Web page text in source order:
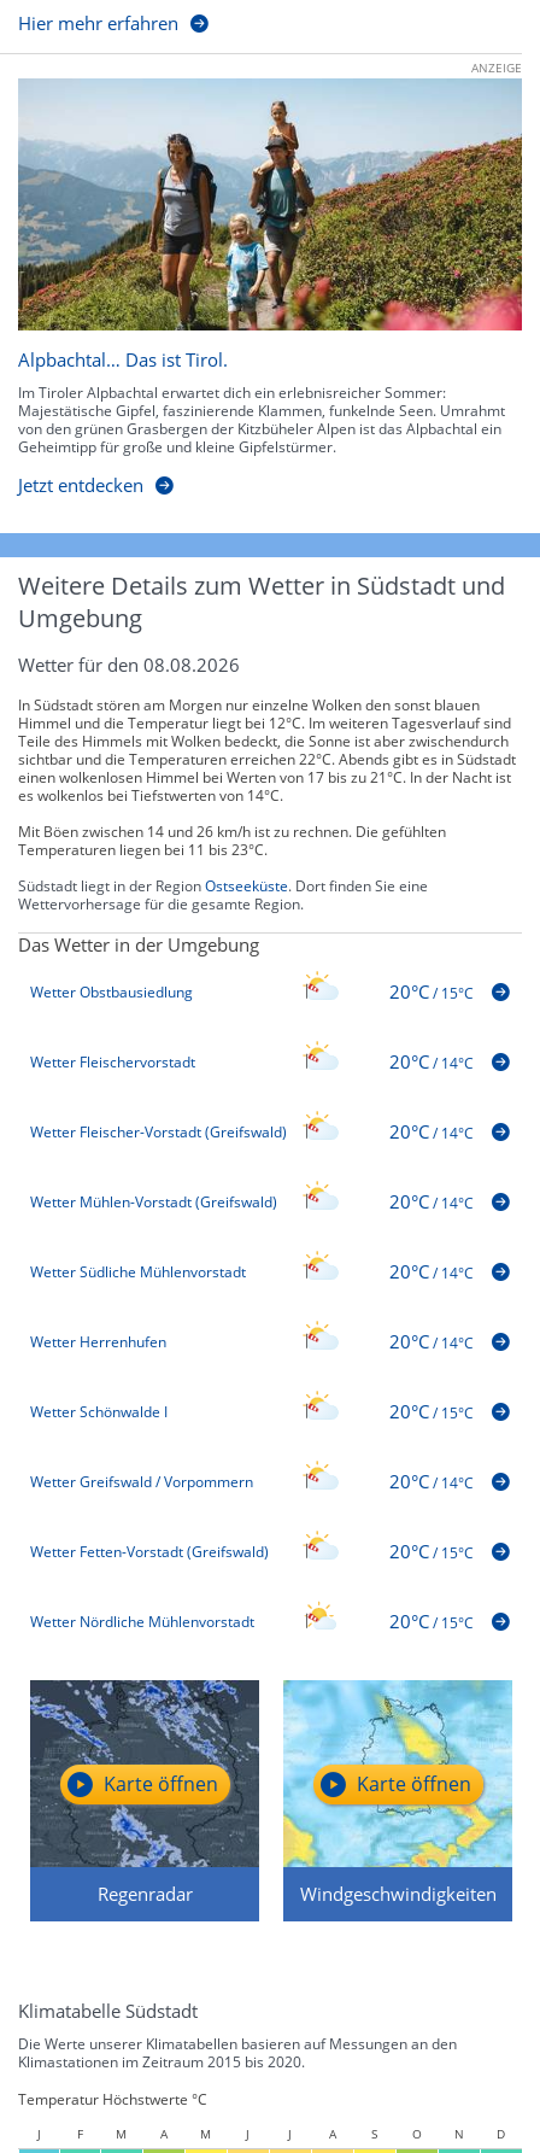
Hier mehr erfahren
ANZEIGE
Alpbachtal… Das ist Tirol.
Im Tiroler Alpbachtal erwartet dich ein erlebnisreicher Sommer:
Majestätische Gipfel, faszinierende Klammen, funkelnde Seen. Umrahmt
von den grünen Grasbergen der Kitzbüheler Alpen ist das Alpbachtal ein
Geheimtipp für große und kleine Gipfelstürmer.
Jetzt entdecken
Weitere Details zum Wetter in Südstadt und
Umgebung
Wetter für den 08.08.2026
In Südstadt stören am Morgen nur einzelne Wolken den sonst blauen
Himmel und die Temperatur liegt bei 12°C. Im weiteren Tagesverlauf sind
Teile des Himmels mit Wolken bedeckt, die Sonne ist aber zwischendurch
sichtbar und die Temperaturen erreichen 22°C. Abends gibt es in Südstadt
einen wolkenlosen Himmel bei Werten von 17 bis zu 21°C. In der Nacht ist
es wolkenlos bei Tiefstwerten von 14°C.
Mit Böen zwischen 14 und 26 km/h ist zu rechnen. Die gefühlten
Temperaturen liegen bei 11 bis 23°C.
Südstadt liegt in der RegionOstseeküste. Dort finden Sie eine
Wettervorhersage für die gesamte Region.
Das Wetter in der Umgebung
Wetter Obstbausiedlung 20°C/15°C
Wetter Fleischervorstadt 20°C/14°C
Wetter Fleischer-Vorstadt (Greifswald) 20°C/14°C
Wetter Mühlen-Vorstadt (Greifswald) 20°C/14°C
Wetter Südliche Mühlenvorstadt 20°C/14°C
Wetter Herrenhufen 20°C/14°C
Wetter Schönwalde I 20°C/15°C
Wetter Greifswald / Vorpommern 20°C/14°C
Wetter Fetten-Vorstadt (Greifswald) 20°C/15°C
Wetter Nördliche Mühlenvorstadt 20°C/15°C
Regenradar
Karte öffnen
Windgeschwindigkeiten
Karte öffnen
Klimatabelle Südstadt
Die Werte unserer Klimatabellen basieren auf Messungen an den
Klimastationen im Zeitraum 2015 bis 2020.
Temperatur Höchstwerte °C
J F M A M J J A S O N D